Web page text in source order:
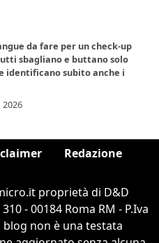
da fare per un check-up
sbagliano e buttano solo
identificano subito anche i
2026
Redazione
proprietà di D&D
- 00184 Roma RM - P.Iva
blog non è una testata